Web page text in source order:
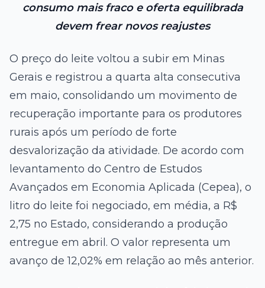
consumo mais fraco e oferta equilibrada
devem frear novos reajustes
O preço do leite voltou a subir em Minas
Gerais e registrou a quarta alta consecutiva
em maio, consolidando um movimento de
recuperação importante para os produtores
rurais após um período de forte
desvalorização da atividade. De acordo com
levantamento do Centro de Estudos
Avançados em Economia Aplicada (Cepea), o
litro do leite foi negociado, em média, a R$
2,75 no Estado, considerando a produção
entregue em abril. O valor representa um
avanço de 12,02% em relação ao mês anterior.